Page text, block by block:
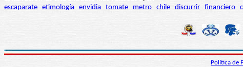
escaparate etimología envidia tomate metro chile discurrir financiero
Política de